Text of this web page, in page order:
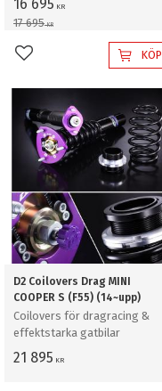
16 695 KR
17 695KR
Lägg till i favoriterKÖP
D2 Coilovers Drag MINI
COOPER S (F55) (14~upp)
Coilovers för dragracing &
effektstarka gatbilar
21 895 KR